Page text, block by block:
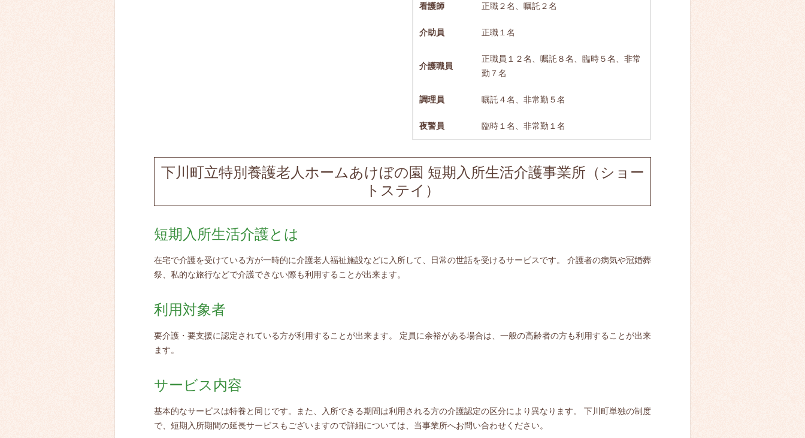
看護師 正職２名、嘱託２名
介助員 正職１名
介護職員
正職員１２名、嘱託８名、臨時５名、非常
勤７名
調理員 嘱託４名、非常勤５名
夜警員 臨時１名、非常勤１名
下川町立特別養護老人ホームあけぼの園 短期入所生活介護事業所（ショー
トステイ）
短期入所生活介護とは
在宅で介護を受けている方が一時的に介護老人福祉施設などに入所して、日常の世話を受けるサービスです。 介護者の病気や冠婚葬
祭、私的な旅行などで介護できない際も利用することが出来ます。
利用対象者
要介護・要支援に認定されている方が利用することが出来ます。 定員に余裕がある場合は、一般の高齢者の方も利用することが出来
ます。
サービス内容
基本的なサービスは特養と同じです。また、入所できる期間は利用される方の介護認定の区分により異なります。 下川町単独の制度
で、短期入所期間の延長サービスもございますので詳細については、当事業所へお問い合わせください。